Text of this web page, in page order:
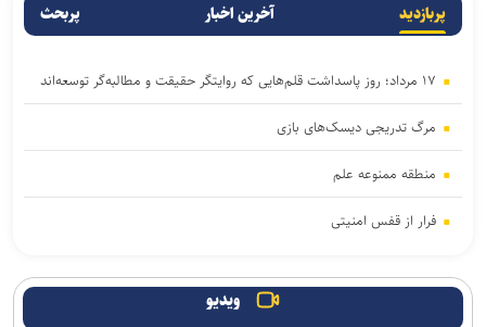
پربازدید آخرین اخبار پربحث
۱۷ مرداد؛ روز پاسداشت قلم‌هایی که روایتگر حقیقت و مطالبه‌گر توسعه‌اند
مرگ تدریجی دیسک‌‌های بازی
منطقه ممنوعه علم
فرار از قفس امنیتی
ویدیو